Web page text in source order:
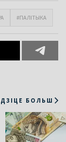
#ПАЛІТЫКА
БОЛЬШ